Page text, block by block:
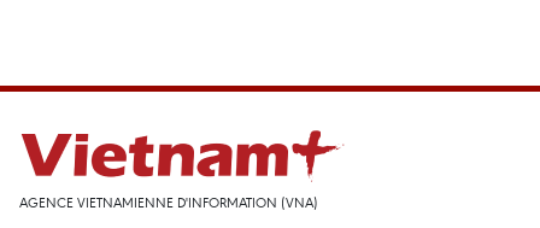
AGENCE VIETNAMIENNE D'INFORMATION (VNA)